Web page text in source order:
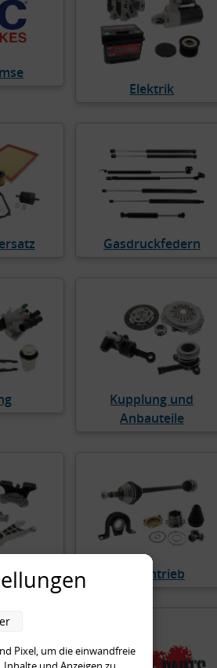
Elektrik
Gasdruckfedern
Kupplung und
Anbauteile
Radantrieb
Pixel, um die einwandfreie